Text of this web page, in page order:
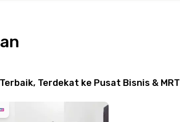
Terdekat ke Pusat Bisnis & MRT